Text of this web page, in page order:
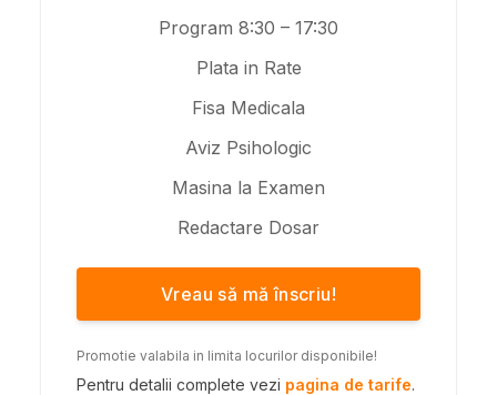
Program 8:30 – 17:30
Plata in Rate
Fisa Medicala
Aviz Psihologic
Masina la Examen
Redactare Dosar
Vreau să mă înscriu!
Promotie valabila in limita locurilor disponibile!
Pentru detalii complete vezi pagina de tarife.